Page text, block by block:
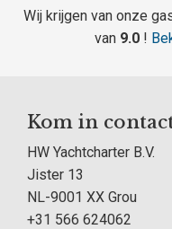
Wij krijgen van onze
van 9.0 !
Kom in
HW Yachtcharter B.V.
Jister 13
NL-9001 XX Grou
+31 566 624062